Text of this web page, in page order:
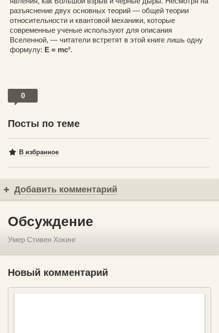
разъяснение двух основных теорий — общей теории
относительности и квантовой механики, которые
современные ученые используют для описания
Вселенной, — читатели встретят в этой книге лишь одну
формулу: E = mc².
0
Посты по теме
В избранное
Добавить комментарий
Обсуждение
Умер Стивен Хокинг
Новый комментарий